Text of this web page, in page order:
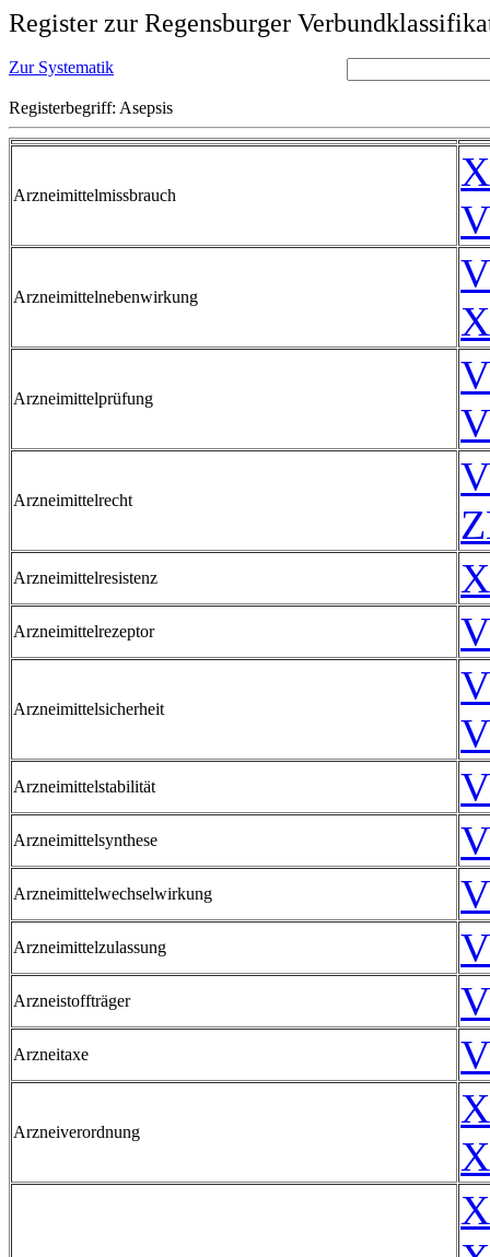
Register zur Regensburger
Zur Systematik
Registerbegriff: Asepsis
Arzneimittelmissbrauch
Arzneimittelnebenwirkung
Arzneimittelprüfung
Arzneimittelrecht
Arzneimittelresistenz
Arzneimittelrezeptor
Arzneimittelsicherheit
Arzneimittelstabilität
Arzneimittelsynthese
Arzneimittelwechselwirkung
Arzneimittelzulassung
Arzneistoffträger
Arzneitaxe
Arzneiverordnung